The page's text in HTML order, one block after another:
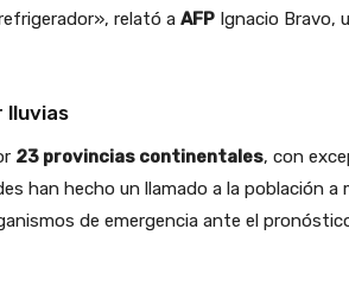
relató a AFP Ignacio Bravo,
lluvias
23 provincias continentales, con
han hecho un llamado a la población a
de emergencia ante el